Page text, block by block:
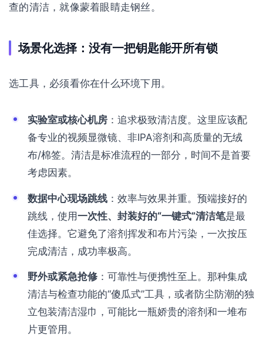
查的清洁，就像蒙着眼睛走钢丝。
场景化选择：没有一把钥匙能开所有锁
选工具，必须看你在什么环境下用。
实验室或核心机房 ：追求极致清洁度。这里应该配
备专业的视频显微镜、非IPA溶剂和高质量的无绒
布/棉签。清洁是标准流程的一部分，时间不是首要
考虑因素。
数据中心现场跳线 ：效率与效果并重。预端接好的
跳线，使用一次性、封装好的“一键式”清洁笔是最
佳选择。它避免了溶剂挥发和布片污染，一次按压
完成清洁，成功率极高。
野外或紧急抢修 ：可靠性与便携性至上。那种集成
清洁与检查功能的“傻瓜式”工具，或者防尘防潮的独
立包装清洁湿巾，可能比一瓶娇贵的溶剂和一堆布
片更管用。